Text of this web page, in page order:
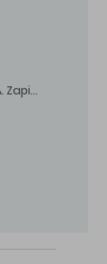
Trwa skup akcji Spółki BIOMAXIMA S.A. Zapisy do 4 sierpnia 2026 r. do godz. 16.00.